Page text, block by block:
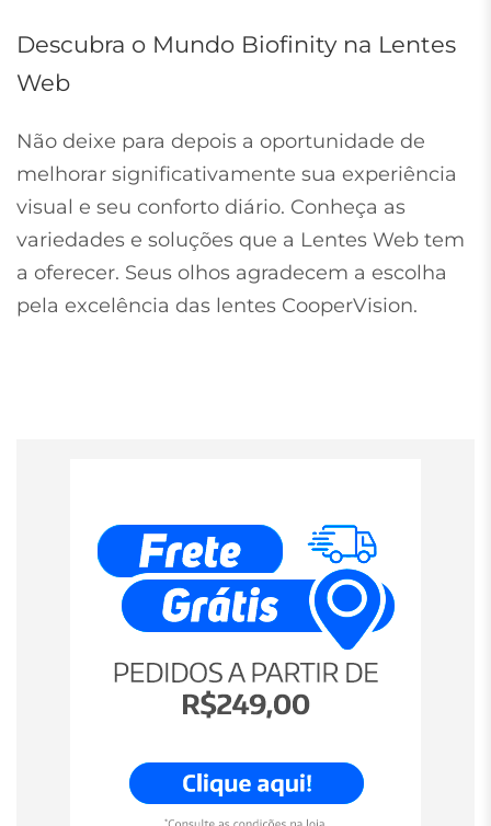
Descubra o Mundo Biofinity na Lentes
Web
Não deixe para depois a oportunidade de
melhorar significativamente sua experiência
visual e seu conforto diário. Conheça as
variedades e soluções que a Lentes Web tem
a oferecer. Seus olhos agradecem a escolha
pela excelência das lentes CooperVision.